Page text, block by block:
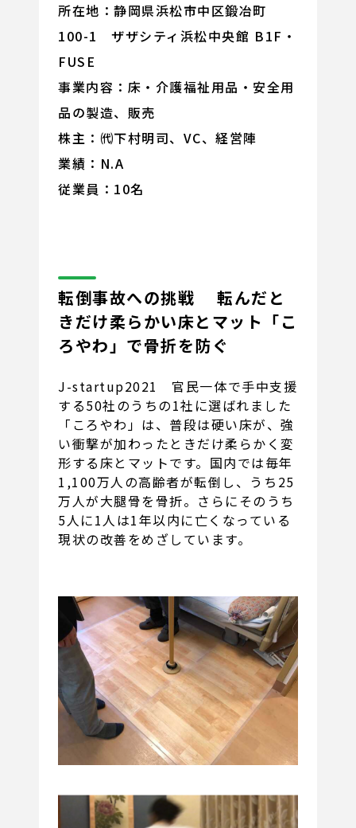
所在地：静岡県浜松市中区鍛冶町
100-1 ザザシティ浜松中央館 B1F・
FUSE
事業内容：床・介護福祉用品・安全用
品の製造、販売
株主：㈹下村明司、VC、経営陣
業績：N.A
従業員：10名
転倒事故への挑戦 転んだと
きだけ柔らかい床とマット「こ
ろやわ」で骨折を防ぐ
J-startup2021 官民一体で手中支援
する50社のうちの1社に選ばれました
「ころやわ」は、普段は硬い床が、強
い衝撃が加わったときだけ柔らかく変
形する床とマットです。国内では毎年
1,100万人の高齢者が転倒し、うち25
万人が大腿骨を骨折。さらにそのうち
5人に1人は1年以内に亡くなっている
現状の改善をめざしています。